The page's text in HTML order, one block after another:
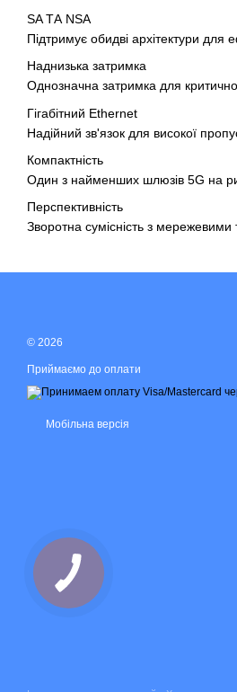
SA ТА NSA
Підтримує обидві архітектури для
Наднизька затримка
Однозначна затримка для
Гігабітний Ethernet
Надійний зв'язок для високої
Компактність
Один з найменших шлюзів 5G на
Перспективність
Зворотна сумісність з
© 2026
Приймаємо до оплати
Мобільна версія